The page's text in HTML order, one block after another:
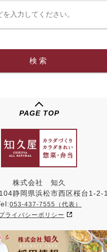
PAGE TOP
株式会社 知久
静岡県浜松市西区桜台1-2-1
053-437-7555（代表）
ライバシーポリシー